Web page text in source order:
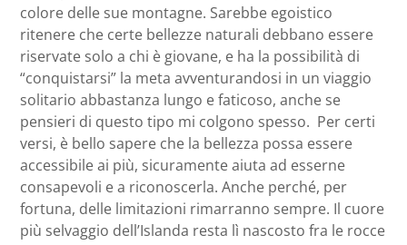
colore delle sue montagne. Sarebbe egoistico
ritenere che certe bellezze naturali debbano essere
riservate solo a chi è giovane, e ha la possibilità di
“conquistarsi” la meta avventurandosi in un viaggio
solitario abbastanza lungo e faticoso, anche se
pensieri di questo tipo mi colgono spesso. Per certi
versi, è bello sapere che la bellezza possa essere
accessibile ai più, sicuramente aiuta ad esserne
consapevoli e a riconoscerla. Anche perché, per
fortuna, delle limitazioni rimarranno sempre. Il cuore
più selvaggio dell’Islanda resta lì nascosto fra le rocce